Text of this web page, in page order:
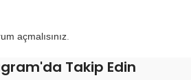
açmalısınız
Takip Edin